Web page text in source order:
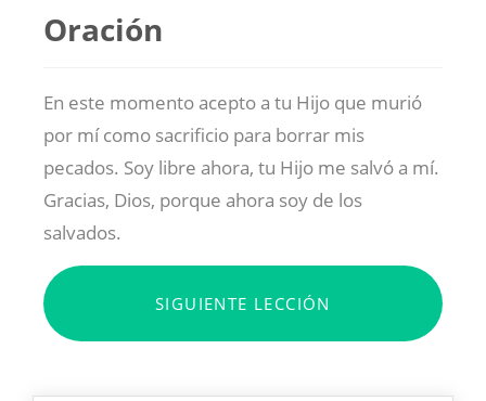
Oración
En este momento acepto a tu Hijo que murió
por mí como sacrificio para borrar mis
pecados. Soy libre ahora, tu Hijo me salvó a mí.
Gracias, Dios, porque ahora soy de los
salvados.
SIGUIENTE LECCIÓN